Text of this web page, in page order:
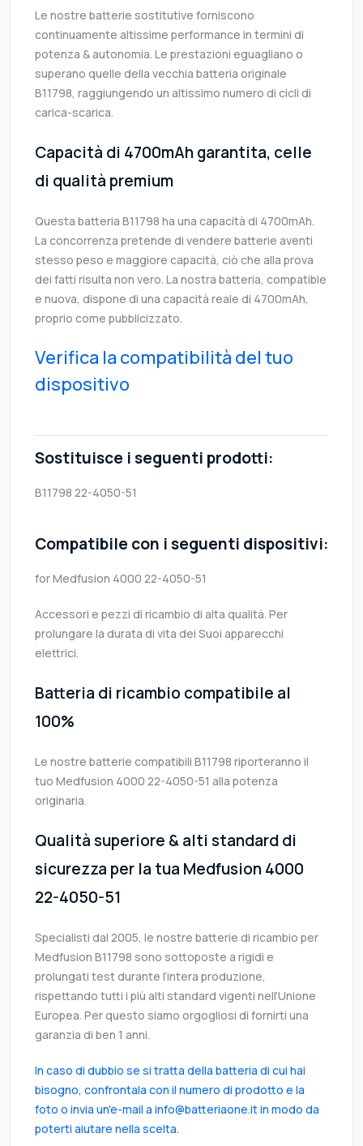
Le nostre batterie sostitutive forniscono
continuamente altissime performance in termini di
potenza & autonomia. Le prestazioni eguagliano o
superano quelle della vecchia batteria originale
B11798, raggiungendo un altissimo numero di cicli di
carica-scarica.
Capacità di 4700mAh garantita, celle
di qualità premium
Questa batteria B11798 ha una capacità di 4700mAh.
La concorrenza pretende di vendere batterie aventi
stesso peso e maggiore capacità, ciò che alla prova
dei fatti risulta non vero. La nostra batteria, compatible
e nuova, dispone di una capacità reale di 4700mAh,
proprio come pubblicizzato.
Verifica la compatibilità del tuo
dispositivo
Sostituisce i seguenti prodotti:
B11798 22-4050-51
Compatibile con i seguenti dispositivi:
for Medfusion 4000 22-4050-51
Accessori e pezzi di ricambio di alta qualità. Per
prolungare la durata di vita dei Suoi apparecchi
elettrici.
Batteria di ricambio compatibile al
100%
Le nostre batterie compatibili B11798 riporteranno il
tuo Medfusion 4000 22-4050-51 alla potenza
originaria.
Qualità superiore & alti standard di
sicurezza per la tua Medfusion 4000
22-4050-51
Specialisti dal 2005, le nostre batterie di ricambio per
Medfusion B11798 sono sottoposte a rigidi e
prolungati test durante l’intera produzione,
rispettando tutti i più alti standard vigenti nell’Unione
Europea. Per questo siamo orgogliosi di fornirti una
garanzia di ben 1 anni.
In caso di dubbio se si tratta della batteria di cui hai
bisogno, confrontala con il numero di prodotto e la
foto o invia un'e-mail a info@batteriaone.it in modo da
poterti aiutare nella scelta.